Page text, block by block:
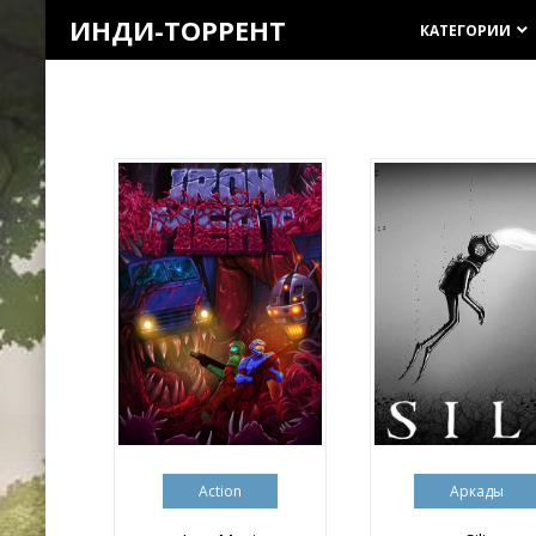
ИНДИ-ТОРРЕНТ КАТЕГОРИИ keyboard_arrow_down
Action Аркады